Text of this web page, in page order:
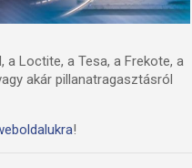
Loctite, a Tesa, a Frekote, a
akár pillanatragasztásról
!